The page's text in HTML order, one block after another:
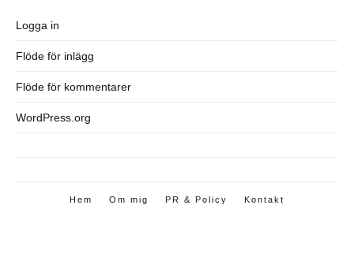
Logga in
Flöde för inlägg
Flöde för kommentarer
WordPress.org
Hem Om mig PR & Policy Kontakt